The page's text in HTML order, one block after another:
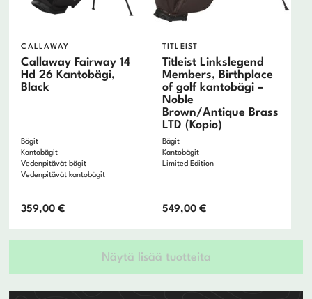
CALLAWAY
Callaway Fairway 14
Hd 26 Kantobägi,
Black
Bägit
Kantobägit
Vedenpitävät bägit
Vedenpitävät kantobägit
359,00€
TITLEIST
Titleist Linkslegend
Members, Birthplace
of golf kantobägi –
Noble
Brown/Antique Brass
LTD (Kopio)
Bägit
Kantobägit
Limited Edition
549,00 €
Näytä lisää tuotteita